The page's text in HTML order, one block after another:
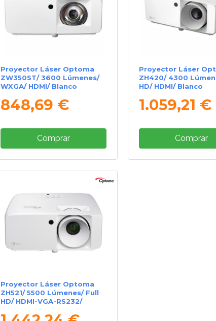
Proyector Láser Optoma
ZW350ST/ 3600 Lúmenes/
WXGA/ HDMI/ Blanco
848,69 €
Comprar
Proyector Láser
ZH420/ 4300
HD/ HDMI/ Blanco
1.059,21 €
Comprar
Proyector Láser Optoma
ZH521/ 5500 Lúmenes/ Full
HD/ HDMI-VGA-RS232/